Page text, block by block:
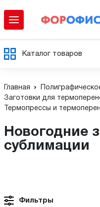
Каталог товаров
Главная
Заготовки для
Термопрессы и
Новогодние заготовки для
сублимации
Фильтры